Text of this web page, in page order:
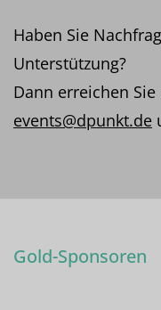
Haben Sie
Unterstützung?
Dann erreichen
events@dpunkt.de
Gold-Sponsoren